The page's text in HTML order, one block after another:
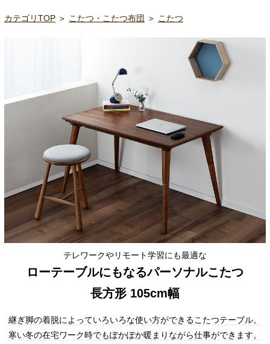
カテゴリTOP ＞ こたつ・こたつ布団 ＞ こたつ
テレワークやリモート学習にも最適な
ローテーブルにもなるパーソナルこたつ
長方形 105cm幅
継ぎ脚の着脱によっていろいろな使い方ができるこたつテーブル。
寒い冬の在宅ワーク時でもぽかぽか暖まりながら仕事ができます。